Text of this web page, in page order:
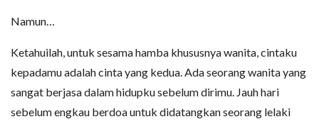
Namun…
Ketahuilah, untuk sesama hamba khususnya wanita, cintaku
kepadamu adalah cinta yang kedua. Ada seorang wanita yang
sangat berjasa dalam hidupku sebelum dirimu. Jauh hari
sebelum engkau berdoa untuk didatangkan seorang lelaki